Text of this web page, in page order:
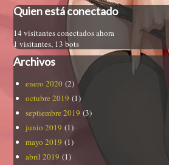
Quien está conectado
14 visitantes conectados ahora
1 visitantes, 13 bots
Archivos
enero 2020 (2)
octubre 2019 (1)
septiembre 2019 (3)
junio 2019 (1)
mayo 2019 (1)
abril 2019 (1)